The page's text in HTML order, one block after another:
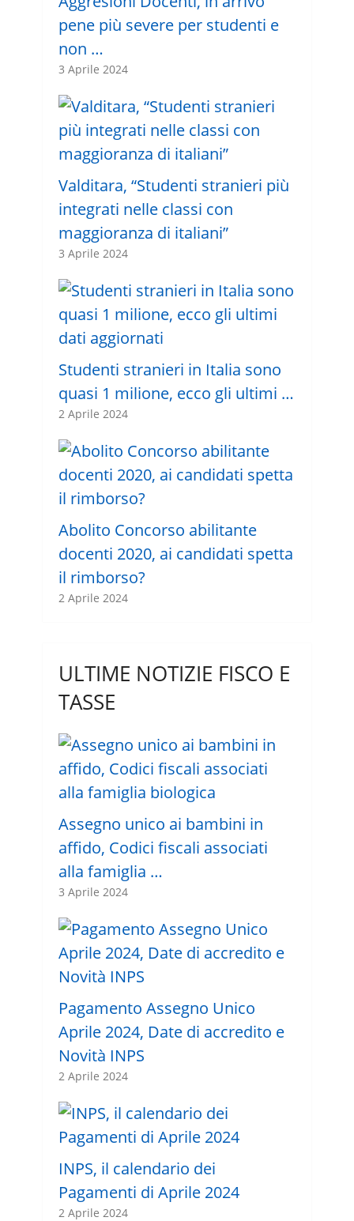
pene più severe per studenti e
non …
3 Aprile 2024
Valditara, “Studenti stranieri più
integrati nelle classi con
maggioranza di italiani”
3 Aprile 2024
Studenti stranieri in Italia sono
quasi 1 milione, ecco gli ultimi …
2 Aprile 2024
Abolito Concorso abilitante
docenti 2020, ai candidati spetta
il rimborso?
2 Aprile 2024
ULTIME NOTIZIE FISCO E
TASSE
Assegno unico ai bambini in
affido, Codici fiscali associati
alla famiglia …
3 Aprile 2024
Pagamento Assegno Unico
Aprile 2024, Date di accredito e
Novità INPS
2 Aprile 2024
INPS, il calendario dei
Pagamenti di Aprile 2024
2 Aprile 2024